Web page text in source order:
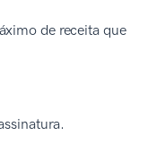
de receita que